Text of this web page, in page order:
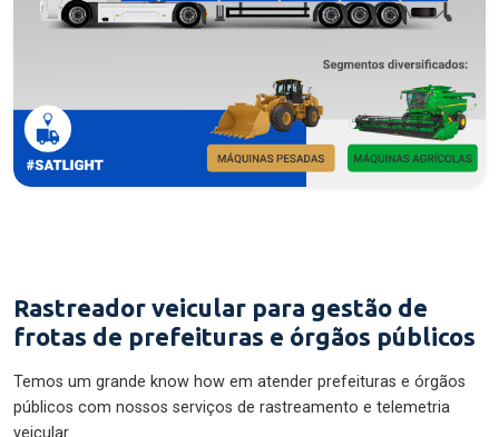
Rastreador veicular para gestão de
frotas de prefeituras e órgãos públicos
Temos um grande know how em atender prefeituras e órgãos
públicos com nossos serviços de rastreamento e telemetria
veicular.